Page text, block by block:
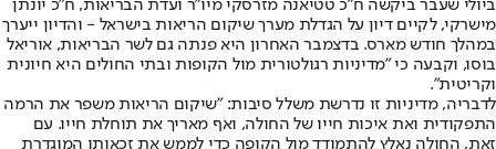
ביולי שעבר ביקשה ח"כ טטיאנה מזרסקי מיו"ר ועדת הבריאות, ח"כ יונתן
מישרקי, לקיים דיון על הגדלת מערך שיקום הריאות בישראל - והדיון ייערך
במהלך חודש מארס. בדצמבר האחרון היא פנתה גם לשר הבריאות, אוריאל
בוסו, וקבעה כי "מדיניות רגולטורית מול הקופות ובתי החולים היא חיונית
וקריטית".
לדבריה, מדיניות זו נדרשת משלל סיבות: "שיקום הריאות משפר את הרמה
התפקודית ואת איכות חייו של החולה, ואף מאריך את תוחלת חייו. עם
זאת, החולה נאלץ להתמודד מול הקופה כדי לממש את זכאותו המוגדרת